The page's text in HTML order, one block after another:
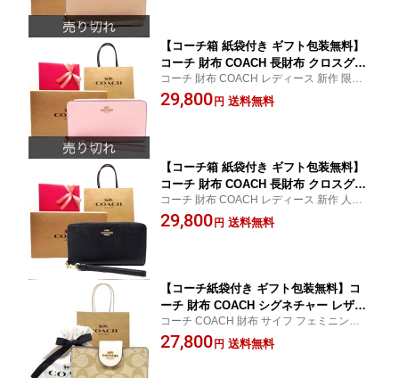
【コーチ箱 紙袋付き ギフト包装無料】
コーチ 財布 COACH 長財布 クロスグレ
インレザー アコーディオン長財布 C-34
41 IMPO COACH【新作 新品 限定モデ
コーチ 財布 COACH レディース 新作 限定
カラー人気モデル フェミニンでオシャレな
長財布！
29,800 円 送料無料
【コーチ箱 紙袋付き ギフト包装無料】
コーチ 財布 COACH 長財布 クロスグレ
インレザー アコーディオン長財布 C-34
41 IMBLK COACH【新作 新品 限定モデ
コーチ 財布 COACH レディース 新作 人気
モデル フェミニンでオシャレな長財布！
29,800 円 送料無料
【コーチ紙袋付き ギフト包装無料】コ
ーチ 財布 COACH シグネチャー レザー
二つ折り財布 C-0082 IMDQC COACH
【新作 新品】【COACH コーチ】【サイ
コーチ COACH 財布 サイフ フェミニンでオ
シャレな二つ折り財布♪
27,800 円 送料無料